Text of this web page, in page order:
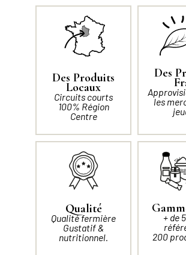
Des Produits
Locaux
Circuits courts
100% Région
Centre
Des
les
Qualité
Qualité fermière
Gustatif &
nutritionnel.
+ de
200